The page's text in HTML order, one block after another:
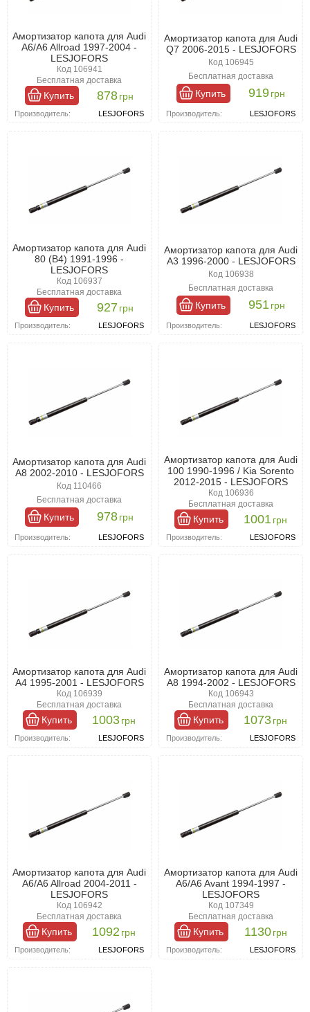
Амортизатор капота для Audi
A6/A6 Allroad 1997-2004 -
LESJOFORS
Код 106941
Бесплатная доставка
Купить 878 грн
Производитель: LESJOFORS
Амортизатор капота для Audi
Q7 2006-2015 - LESJOFORS
Код 106945
Бесплатная доставка
Купить 919 грн
Производитель: LESJOFORS
Амортизатор капота для Audi
80 (B4) 1991-1996 -
LESJOFORS
Код 106937
Бесплатная доставка
Купить 927 грн
Производитель: LESJOFORS
Амортизатор капота для Audi
A3 1996-2000 - LESJOFORS
Код 106938
Бесплатная доставка
Купить 951 грн
Производитель: LESJOFORS
Амортизатор капота для Audi
A8 2002-2010 - LESJOFORS
Код 110466
Бесплатная доставка
Купить 978 грн
Производитель: LESJOFORS
Амортизатор капота для Audi
100 1990-1996 / Kia Sorento
2012-2015 - LESJOFORS
Код 106936
Бесплатная доставка
Купить 1001 грн
Производитель: LESJOFORS
Амортизатор капота для Audi
A4 1995-2001 - LESJOFORS
Код 106939
Бесплатная доставка
Купить 1003грн
Производитель: LESJOFORS
Амортизатор капота для Audi
A8 1994-2002 - LESJOFORS
Код 106943
Бесплатная доставка
Купить 1073грн
Производитель: LESJOFORS
Амортизатор капота для Audi
A6/A6 Allroad 2004-2011 -
LESJOFORS
Код 106942
Бесплатная доставка
Купить 1092 грн
Производитель: LESJOFORS
Амортизатор капота для Audi
A6/A6 Avant 1994-1997 -
LESJOFORS
Код 107349
Бесплатная доставка
Купить 1130 грн
Производитель: LESJOFORS